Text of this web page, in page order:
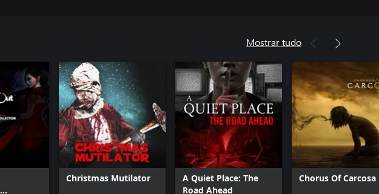
Mostrar tudo
Christmas Mutilator
A Quiet Place: The
Road Ahead
Chorus Of Carcosa